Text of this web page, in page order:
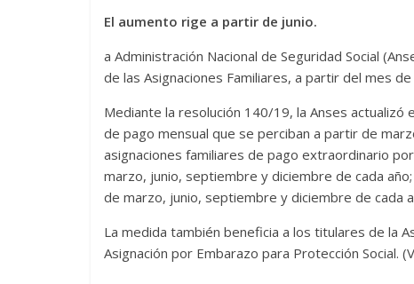
El aumento rige a partir de junio.
a Administración Nacional de Seguridad Social
de las Asignaciones Familiares, a partir del mes
Mediante la resolución 140/19, la Anses actualizó
de pago mensual que se perciban a partir de
asignaciones familiares de pago extraordinario
marzo, junio, septiembre y diciembre de cada
de marzo, junio, septiembre y diciembre de cada
La medida también beneficia a los titulares de la
Asignación por Embarazo para Protección Social.